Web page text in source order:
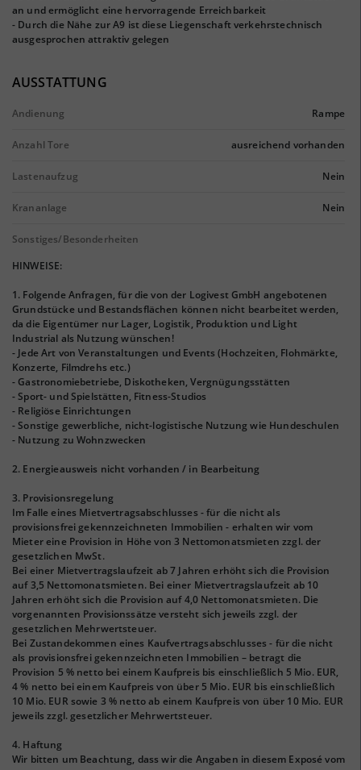
an und ermöglicht eine hervorragende Erreichbarkeit
- Durch die Nähe zur A9 ist diese Liegenschaft verkehrstechnisch
ausgesprochen attraktiv gelegen
AUSSTATTUNG
Andienung Rampe
Anzahl Tore ausreichend vorhanden
Lastenaufzug Nein
Krananlage Nein
Sonstiges/Besonderheiten
HINWEISE:
1. Folgende Anfragen, für die von der Logivest GmbH angebotenen
Grundstücke und Bestandsflächen können nicht bearbeitet werden,
da die Eigentümer nur Lager, Logistik, Produktion und Light
Industrial als Nutzung wünschen!
- Jede Art von Veranstaltungen und Events (Hochzeiten, Flohmärkte,
Konzerte, Filmdrehs etc.)
- Gastronomiebetriebe, Diskotheken, Vergnügungsstätten
- Sport- und Spielstätten, Fitness-Studios
- Religiöse Einrichtungen
- Sonstige gewerbliche, nicht-logistische Nutzung wie Hundeschulen
- Nutzung zu Wohnzwecken
2. Energieausweis nicht vorhanden / in Bearbeitung
3. Provisionsregelung
Im Falle eines Mietvertragsabschlusses - für die nicht als
provisionsfrei gekennzeichneten Immobilien - erhalten wir vom
Mieter eine Provision in Höhe von 3 Nettomonatsmieten zzgl. der
gesetzlichen MwSt.
Bei einer Mietvertragslaufzeit ab 7 Jahren erhöht sich die Provision
auf 3,5 Nettomonatsmieten. Bei einer Mietvertragslaufzeit ab 10
Jahren erhöht sich die Provision auf 4,0 Nettomonatsmieten. Die
vorgenannten Provisionssätze versteht sich jeweils zzgl. der
gesetzlichen Mehrwertsteuer.
Bei Zustandekommen eines Kaufvertragsabschlusses - für die nicht
als provisionsfrei gekennzeichneten Immobilien – betragt die
Provision 5 % netto bei einem Kaufpreis bis einschließlich 5 Mio. EUR,
4 % netto bei einem Kaufpreis von über 5 Mio. EUR bis einschließlich
10 Mio. EUR sowie 3 % netto ab einem Kaufpreis von über 10 Mio. EUR
jeweils zzgl. gesetzlicher Mehrwertsteuer.
4. Haftung
Wir bitten um Beachtung, dass wir die Angaben in diesem Exposé vom